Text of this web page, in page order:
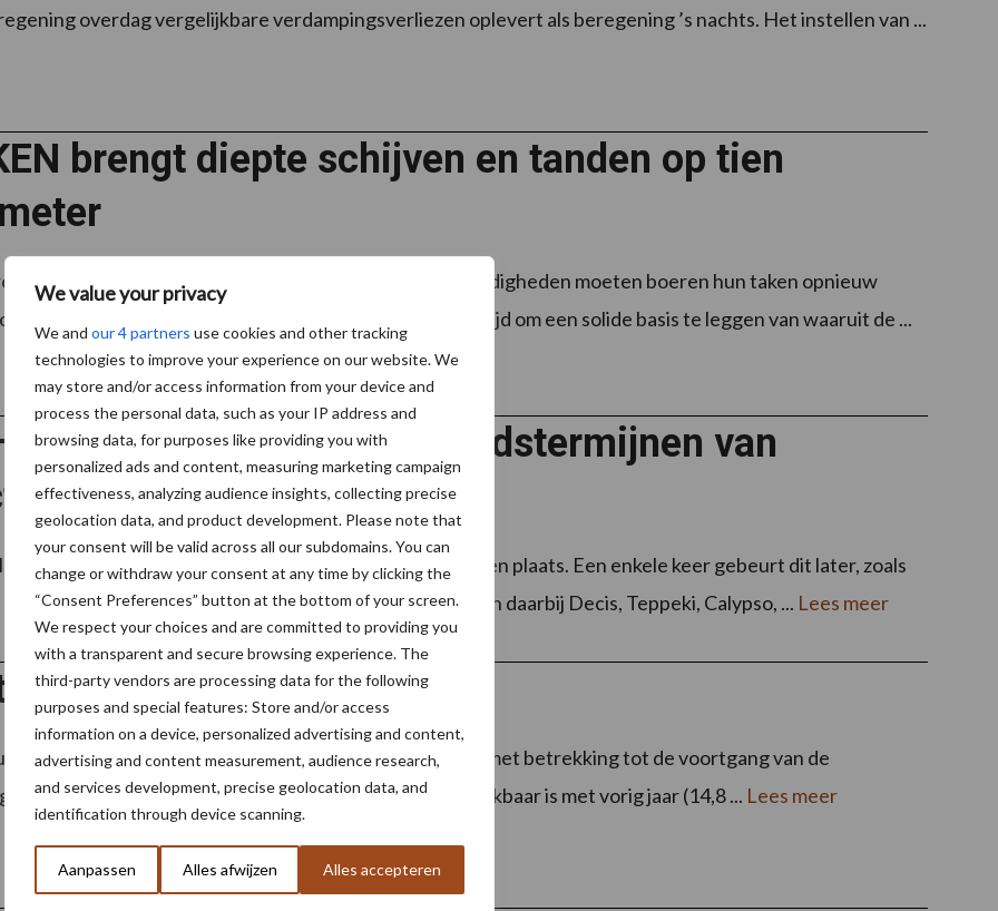
We value your privacy
We and our 4 partners use cookies and other tracking
technologies to improve your experience on our website. We
may store and/or access information from your device and
process the personal data, such as your IP address and
browsing data, for purposes like providing you with
personalized ads and content, measuring marketing campaign
effectiveness, analyzing audience insights, collecting precise
geolocation data, and product development. Please note that
your consent will be valid across all our subdomains. You can
change or withdraw your consent at any time by clicking the
“Consent Preferences” button at the bottom of your screen.
We respect your choices and are committed to providing you
with a transparent and secure browsing experience. The
third-party vendors are processing data for the following
purposes and special features: Store and/or access
information on a device, personalized advertising and content,
advertising and content measurement, audience research,
and services development, precise geolocation data, and
identification through device scanning.
Aanpassen Alles afwijzen Alles accepteren
overdag vergelijkbare verdampingsverliezen oplevert als beregening ’s nachts. Het instellen van ...
brengt diepte schijven en tanden op tien
regenval en de daaruit voortvloeiende drogere omstandigheden moeten boeren hun taken opnieuw
wat betreft de stoppelteelt. Direct na de oogst is het tijd om een solide basis te leggen van waaruit de ...
rekening met veiligheidstermijnen van
vindt een insectenbestrijding vroeg in het seizoen plaats. Een enkele keer gebeurt dit later, zoals
bestrijding van rupsen, bietenvliegen of bladluizen. Indien daarbij Decis, Teppeki, Calypso, ... Lees meer
veldkeuring week 32
loopt op zijn einde, dit is dan ook het laatste bericht met betrekking tot de voortgang van de
2020. In totaal is er 14,5 procent verlaagd?, wat vergelijkbaar is met vorig jaar (14,8 ... Lees meer